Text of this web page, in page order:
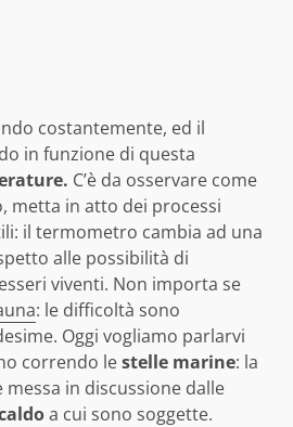
costantemente, ed il
in funzione di questa
C’è da osservare come
metta in atto dei processi
il termometro cambia ad una
alle possibilità di
viventi. Non importa se
: le difficoltà sono
Oggi vogliamo parlarvi
correndo lestelle marine: la
in discussione dalle
a cui sono soggette.